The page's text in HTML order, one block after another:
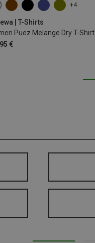
+4
| T-Shirts
Puez Melange Dry T-Shirt
€
S M